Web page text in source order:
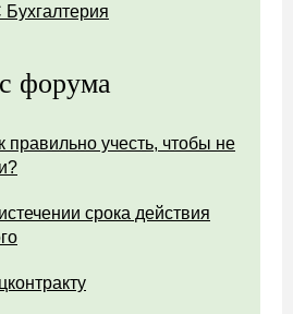
форума
учесть, чтобы не
срока действия